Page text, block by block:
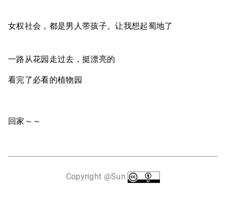
女权社会，都是男人带孩子。让我想起蜀地了
一路从花园走过去，挺漂亮的
看完了必看的植物园
回家～～
Copyright @Sun